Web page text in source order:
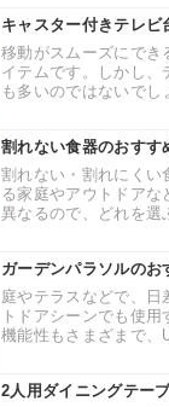
キャスター付きテレ
移動がスムーズにでき
イテムです。しかし
も多いのではないでし
割れない食器のおすす
割れない・割れにくい
る家庭やアウトドア
異なるので、どれを選
ガーデンパラソルの
庭やテラスなどで、日
トドアシーンでも使
機能性もさまざまで、
2人用ダイニングテー